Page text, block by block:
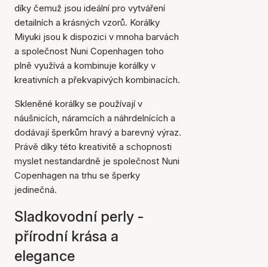
díky čemuž jsou ideální pro vytváření
detailních a krásných vzorů. Korálky
Miyuki jsou k dispozici v mnoha barvách
a společnost Nuni Copenhagen toho
plně využívá a kombinuje korálky v
kreativních a překvapivých kombinacích.
Skleněné korálky se používají v
náušnicích, náramcích a náhrdelnících a
dodávají šperkům hravý a barevný výraz.
Právě díky této kreativitě a schopnosti
myslet nestandardně je společnost Nuni
Copenhagen na trhu se šperky
jedinečná.
Sladkovodní perly -
přírodní krása a
elegance